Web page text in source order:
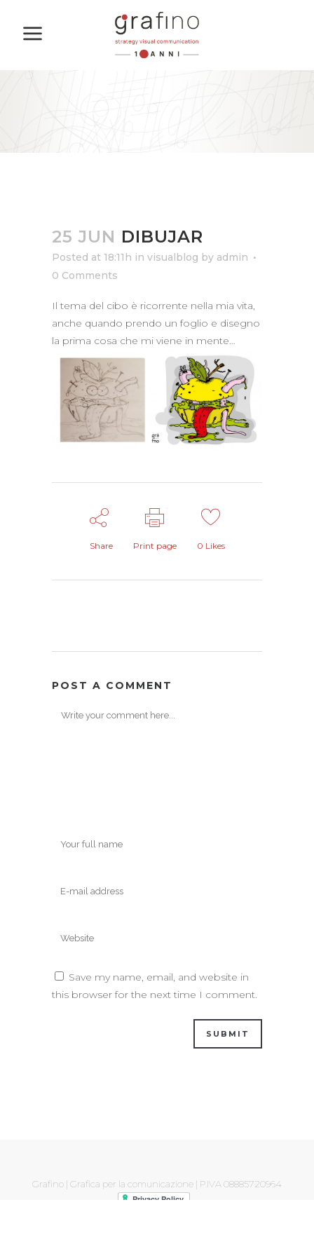
25 JUN DIBUJAR
Posted at 18:11h in visualblog by admin
0 Comments
Il tema del cibo è ricorrente nella mia vita,
anche quando prendo un foglio e disegno
la prima cosa che mi viene in mente…
Share Print page 0 Likes
POST A COMMENT
Save my name, email, and website in
this browser for the next time I comment.
Grafino | Grafica per la comunicazione | P.IVA 08885720964